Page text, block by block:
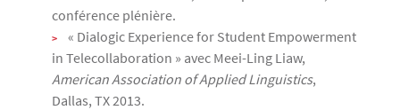
conférence plénière.
« Dialogic Experience for Student Empowerment
in Telecollaboration » avec Meei-Ling Liaw,
American Association of Applied Linguistics,
Dallas, TX 2013.